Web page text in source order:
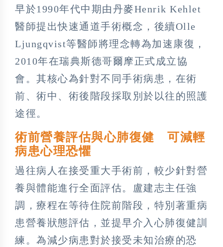
早於1990年代中期由丹麥Henrik Kehlet
醫師提出快速通道手術概念，後續Olle
Ljungqvist等醫師將理念轉為加速康復，
2010年在瑞典斯德哥爾摩正式成立協
會。其核心為針對不同手術病患，在術
前、術中、術後階段採取別於以往的照護
途徑。
術前營養評估與心肺復健 可減輕
病患心理恐懼
過往病人在接受重大手術前，較少針對營
養與體能進行全面評估。盧建志主任強
調，療程在等待住院前階段，特別著重病
患營養狀態評估，並提早介入心肺復健訓
練。為減少病患對於接受未知治療的恐